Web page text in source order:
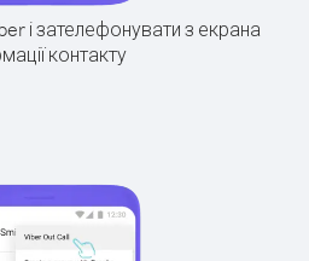
і зателефонувати з екрана
контакту